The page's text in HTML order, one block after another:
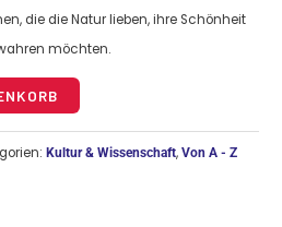
die die Natur lieben, ihre Schönheit
möchten.
Kultur & Wissenschaft,Von A - Z